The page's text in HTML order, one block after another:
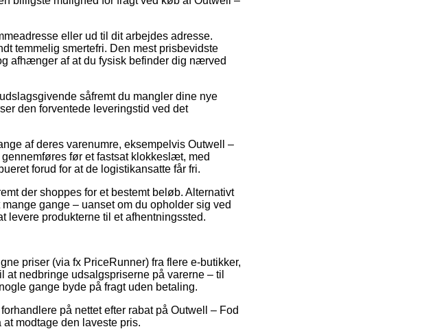
eller ud til dit arbejdes adresse.
temmelig smertefri. Den mest prisbevidste
afhænger af at du fysisk befinder dig nærved
såfremt du mangler dine nye
den forventede leveringstid ved det
af deres varenumre, eksempelvis Outwell –
før et fastsat klokkeslæt, med
forud for at de logistikansatte får fri.
der shoppes for et bestemt beløb. Alternativt
gange – uanset om du opholder sig ved
levere produkterne til et afhentningssted.
priser (via fx PriceRunner) fra flere e-butikker,
nedbringe udsalgspriserne på varerne – til
gange byde på fragt uden betaling.
på nettet efter rabat på Outwell – Fod
modtage den laveste pris.